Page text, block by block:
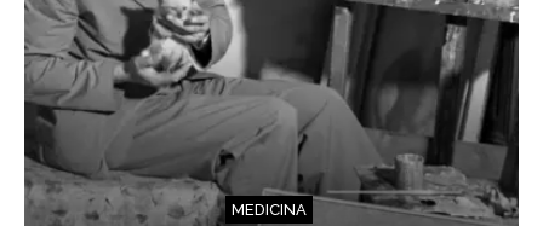
MEDICINA